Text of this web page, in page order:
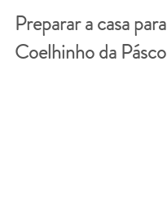
Preparar a casa
Coelhinho da